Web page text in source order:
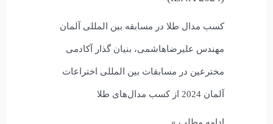
کسب مدال طلا در مسابقه بین المللی آلمان
مهندس علیرضاهاشمی، بنیان گذار آکادمی
مخترعین در مسابقات بین المللی اختراعات
آلمان 2024 از کسب مدال‌های طلا
ادامه مطلب »